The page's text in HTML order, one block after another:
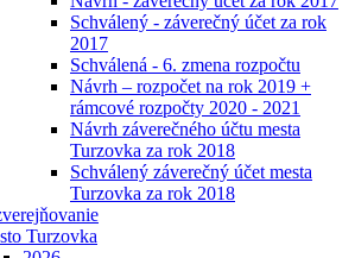
Schválený - záverečný účet za rok
2017
Schválená - 6. zmena rozpočtu
Návrh – rozpočet na rok 2019 +
rámcové rozpočty 2020 - 2021
Návrh záverečného účtu mesta
Turzovka za rok 2018
Schválený záverečný účet mesta
Turzovka za rok 2018
Turzovka